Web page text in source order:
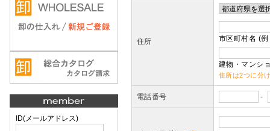
ID(メールアドレス)
住所 市区町村名 (
建物・マンシ
住所は2つに分
電話番号 -